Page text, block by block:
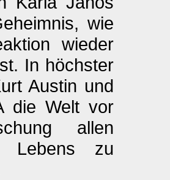
wie
wieder
In höchster
Austin und
die Welt vor
allen
Lebens zu